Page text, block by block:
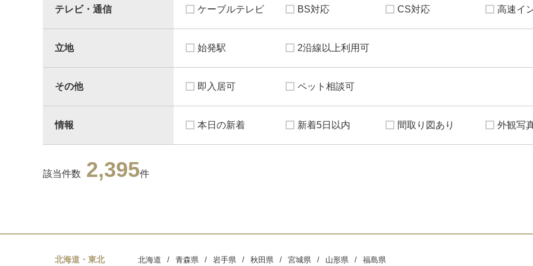
テレビ・通信 ケーブルテレビ BS対応 CS対応 高速イ
立地 始発駅 2沿線以上利用可
その他 即入居可 ペット相談可
情報 本日の新着 新着5日以内 間取り図あり 外観写
該当件数 2,395件
北海道・東北 北海道 青森県 岩手県 秋田県 宮城県 山形県 福島県